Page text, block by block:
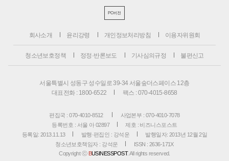
PC버전
회사소개 윤리강령 개인정보처리방침 이용자위원회
청소년보호정책 정정·반론보도 기사심의규정 불편신고
서울특별시 성동구 성수일로 39-34 서울숲더스페이스 12층
대표전화 : 1800-6522
팩스 : 070-4015-8658
편집국 : 070-4010-8512
사업본부 : 070-4010-7078
등록번호 : 서울 아 02897
제호 : 비즈니스포스트
등록일: 2013.11.13
발행·편집인 : 강석운
발행일자: 2013년 12월 2일
청소년보호책임자 : 강석운
ISSN : 2636-171X
Copyright ⓒ BUSINESSPOST. All rights reserved.